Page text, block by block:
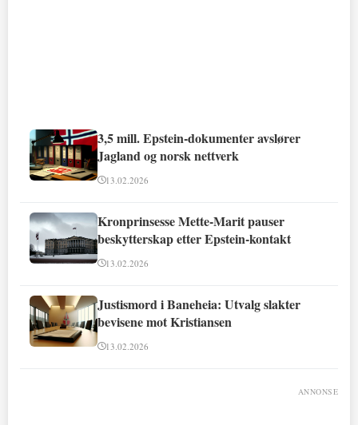
3,5 mill. Epstein-dokumenter avslører
Jagland og norsk nettverk
13.02.2026
Kronprinsesse Mette-Marit pauser
beskytterskap etter Epstein-kontakt
13.02.2026
Justismord i Baneheia: Utvalg slakter
bevisene mot Kristiansen
13.02.2026
ANNONSE